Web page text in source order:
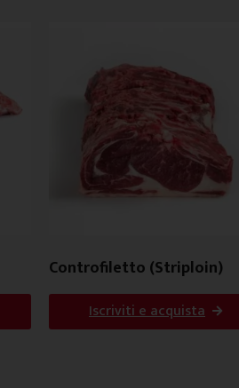
Controfiletto (Striploin)
Iscriviti e acquista